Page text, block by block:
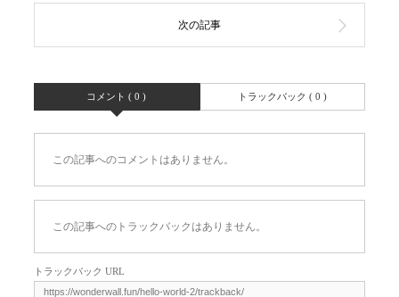
コメント ( 0 ) トラックバック ( 0 )
この記事へのコメントはありません。
この記事へのトラックバックはありません。
トラックバック URL